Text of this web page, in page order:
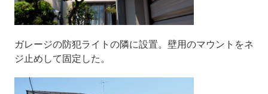
ガレージの防犯ライトの隣に設置。壁用のマウントをネ
ジ止めして固定した。